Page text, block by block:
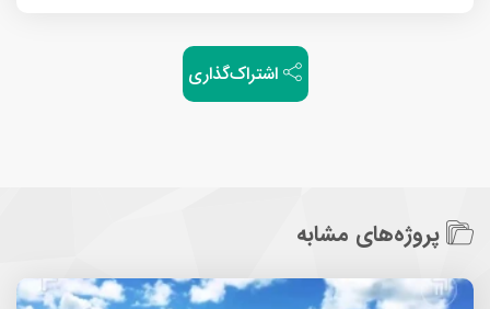
اشتراک‌گذاری
پروژه‌های مشابه